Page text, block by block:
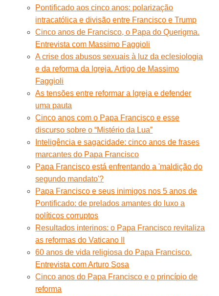
Pontificado aos cinco anos: polarização
intracatólica e divisão entre Francisco e Trump
Cinco anos de Francisco, o Papa do Querigma.
Entrevista com Massimo Faggioli
A crise dos abusos sexuais à luz da eclesiologia
e da reforma da Igreja. Artigo de Massimo
Faggioli
As tensões entre reformar a Igreja e defender
uma pauta
Cinco anos com o Papa Francisco e esse
discurso sobre o “Mistério da Lua”
Inteligência e sagacidade: cinco anos de frases
marcantes do Papa Francisco
Papa Francisco está enfrentando a 'maldição do
segundo mandato'?
Papa Francisco e seus inimigos nos 5 anos de
Pontificado: de prelados amantes do luxo a
políticos corruptos
Resultados interinos: o Papa Francisco revitaliza
as reformas do Vaticano II
60 anos de vida religiosa do Papa Francisco.
Entrevista com Arturo Sosa
Cinco anos do Papa Francisco e o princípio de
reforma